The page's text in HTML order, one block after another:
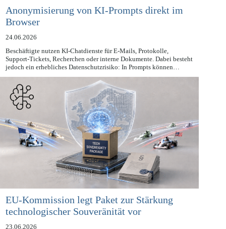
Anonymisierung von KI-Prompts direkt im
Browser
24.06.2026
Beschäftigte nutzen KI-Chatdienste für E-Mails, Protokolle,
Support-Tickets, Recherchen oder interne Dokumente. Dabei besteht
jedoch ein erhebliches Datenschutzrisiko: In Prompts können…
EU-Kommission legt Paket zur Stärkung
technologischer Souveränität vor